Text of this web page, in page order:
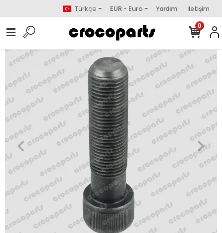
Türkçe EUR - Euro Yardım İletişim
0